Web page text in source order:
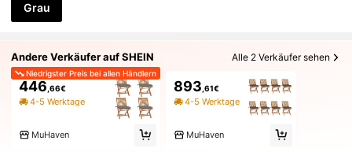
Grau
Andere Verkäufer auf SHEIN Alle 2 Verkäufer sehen
Niedrigster Preis bei allen Händlern
446 ,66€
4-5 Werktage
MuHaven
893 ,61€
4-5 Werktage
MuHaven